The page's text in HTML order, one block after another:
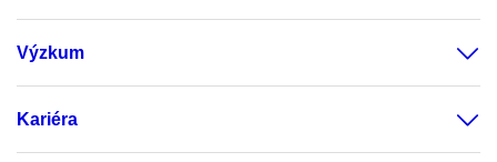
Výzkum
Kariéra